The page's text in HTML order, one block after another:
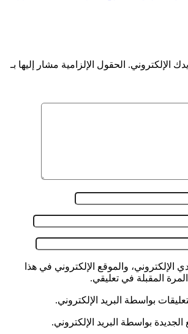
الإلكتروني. الحقول الإلزامية مشار إليها بـ
الإلكتروني، والموقع الإلكتروني في هذا
المقبلة في تعليقي.
بواسطة البريد الإلكتروني.
الجديدة بواسطة البريد الإلكتروني.